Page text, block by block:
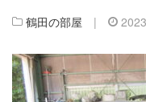
鶴田の部屋 |